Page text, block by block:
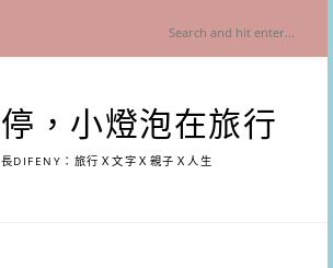
，小燈泡在旅行
DIFENY：旅行Ｘ文字Ｘ親子Ｘ人生